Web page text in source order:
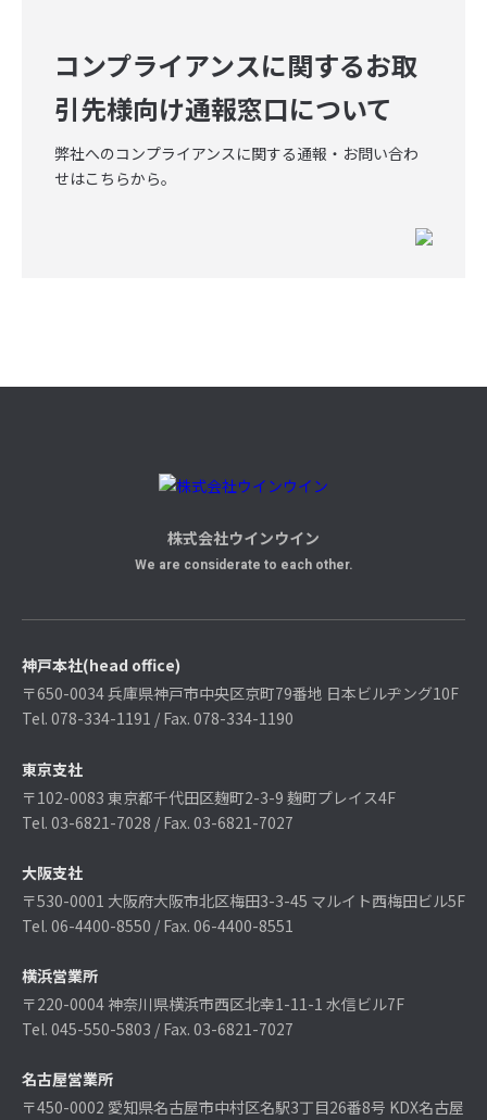
コンプライアンスに関するお取
引先様向け通報窓口について
弊社へのコンプライアンスに関する通報・お問い合わ
せはこちらから。
株式会社ウインウイン
We are considerate to each other.
神戸本社(head office)
〒650-0034 兵庫県神戸市中央区京町79番地 日本ビルヂング10F
Tel. 078-334-1191 / Fax. 078-334-1190
東京支社
〒102-0083 東京都千代田区麹町2-3-9 麹町プレイス4F
Tel. 03-6821-7028 / Fax. 03-6821-7027
大阪支社
〒530-0001 大阪府大阪市北区梅田3-3-45 マルイト西梅田ビル5F
Tel. 06-4400-8550 / Fax. 06-4400-8551
横浜営業所
〒220-0004 神奈川県横浜市西区北幸1-11-1 水信ビル7F
Tel. 045-550-5803 / Fax. 03-6821-7027
名古屋営業所
〒450-0002 愛知県名古屋市中村区名駅3丁目26番8号 KDX名古屋